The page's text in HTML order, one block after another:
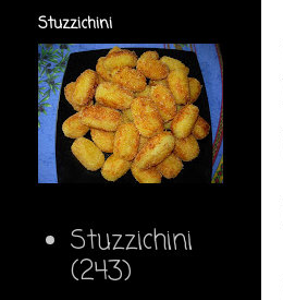
Stuzzichini
Stuzzichini
(243)